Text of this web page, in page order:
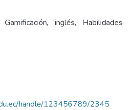
inglés, Habilidades
handle/123456789/2345